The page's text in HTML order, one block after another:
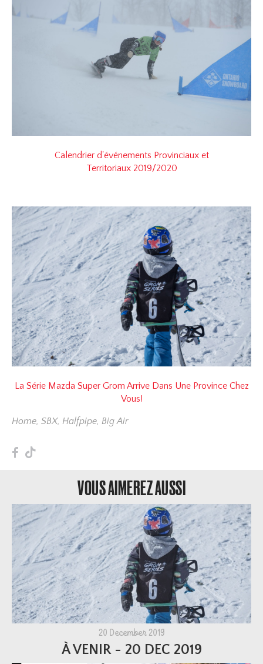
Calendrier d'événements Provinciaux et
Territoriaux 2019/2020
La Série Mazda Super Grom Arrive Dans Une Province Chez
Vous!
Home,SBX,Halfpipe, Big Air
F T
VOUS AIMEREZ AUSSI
20 December 2019
À VENIR - 20 DEC 2019